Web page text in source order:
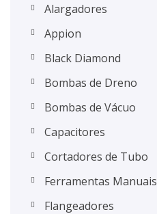
Alargadores
Appion
Black Diamond
Bombas de Dreno
Bombas de Vácuo
Capacitores
Cortadores de Tubo
Ferramentas Manuais
Flangeadores